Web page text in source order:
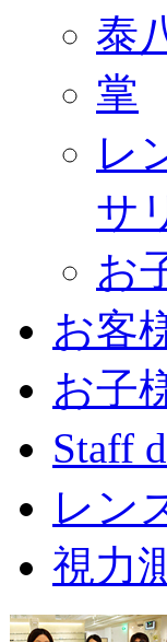
泰
掌
レ
サ
お
お客
お子
Staff
レン
視力